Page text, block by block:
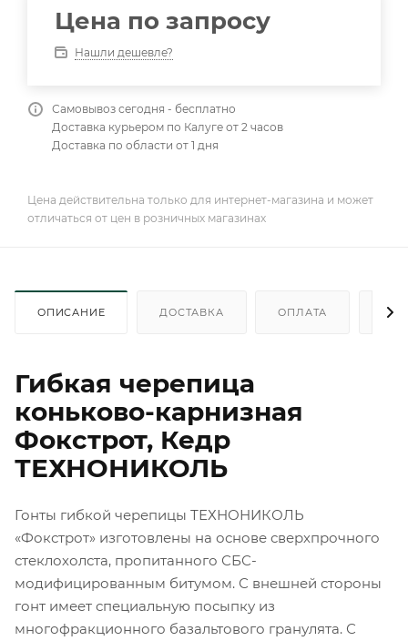
Цена по запросу
Нашли дешевле?
Самовывоз сегодня - бесплатно
Доставка курьером по Калуге от 2 часов
Доставка по области от 1 дня
Цена действительна только для интернет-магазина и может
отличаться от цен в розничных магазинах
ОПИСАНИЕ ДОСТАВКА ОПЛАТА
Гибкая черепица
коньково-карнизная
Фокстрот, Кедр
ТЕХНОНИКОЛЬ
Гонты гибкой черепицы ТЕХНОНИКОЛЬ
«Фокстрот» изготовлены на основе сверхпрочного
стеклохолста, пропитанного СБС-
модифицированным битумом. С внешней стороны
гонт имеет специальную посыпку из
многофракционного базальтового гранулята. С